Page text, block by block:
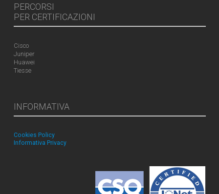
PERCORSI
PER CERTIFICAZIONI
Cisco
Juniper
Huawei
Tiesse
INFORMATIVA
Cookies Policy
Informativa Privacy